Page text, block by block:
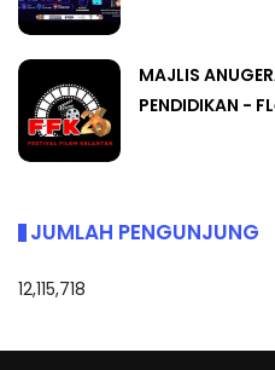
MAJLIS
PENDIDIKAN -
JUMLAH PENGUNJUNG
12,115,718